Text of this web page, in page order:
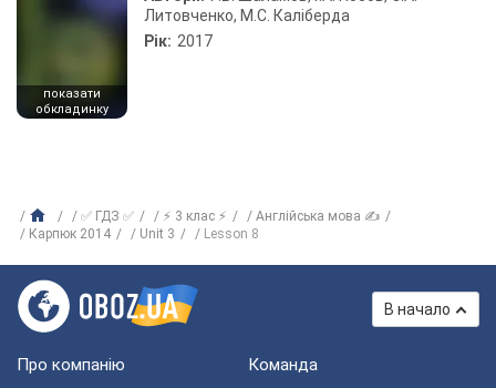
показати
обкладинку
Литовченко, М.С. Каліберда
Рік: 2017
✅ ГДЗ ✅ ⚡ 3 клас ⚡
Англійська мова ✍
Карпюк 2014
Unit 3 Lesson 8
В начало
Про компанію Команда